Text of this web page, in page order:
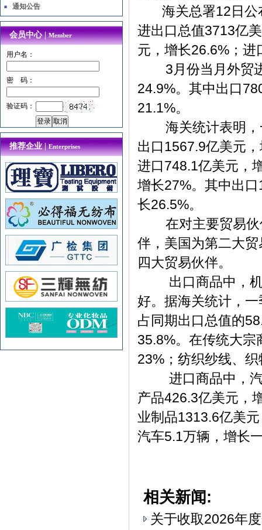
海关总署12日公
进出口总值3713亿
元，增长26.6%
3月份当月外贸进
24.9%。其中出口
21.1%。
海关统计表明，
出口1567.9亿美元
进口748.1亿美元，
增长27%。其中出
长26.5%。
在对主要贸易伙
伴，美国为第二大
四大贸易伙
出口商品中，机
好。据海关统计，
占同期出口总值的
35.8%。在传统大
23%；纺织纱线
进口商品中，汽
产品426.3亿美元，
业制品1313.6亿美
汽车5.1万辆，增长
相关新闻:
关于收取2026年
通知公告
会员中心 |Member
用户名：
密 码：
验证码：
推荐企业 |Enterprises